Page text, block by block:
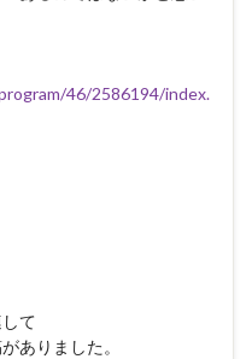
46/2586194/index.
て
ありました。